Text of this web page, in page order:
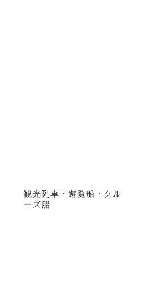
観光列車・遊覧船・クル
ーズ船